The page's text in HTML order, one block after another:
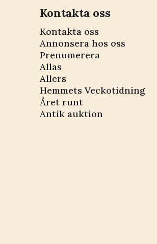
Kontakta oss
Kontakta oss
Annonsera hos oss
Prenumerera
Allas
Allers
Hemmets Veckotidning
Året runt
Antik auktion